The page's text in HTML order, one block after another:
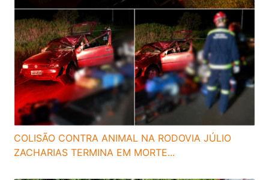
COLISÃO CONTRA ANIMAL NA RODOVIA JÚLIO
ZACHARIAS TERMINA EM MORTE...